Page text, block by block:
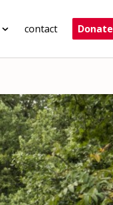
contact Donate